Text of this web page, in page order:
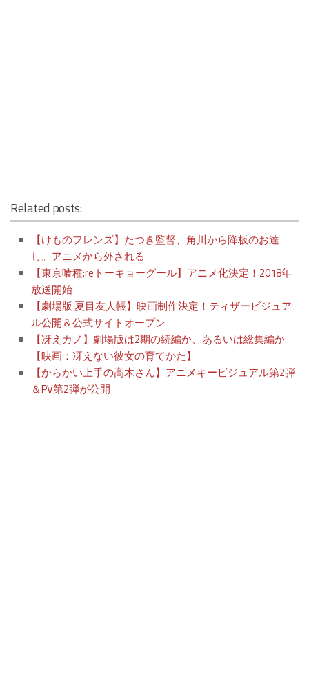
Related posts:
【けものフレンズ】たつき監督、角川から降板のお達
し。アニメから外される
【東京喰種:reトーキョーグール】アニメ化決定！2018年
放送開始
【劇場版 夏目友人帳】映画制作決定！ティザービジュア
ル公開＆公式サイトオープン
【冴えカノ】劇場版は2期の続編か、あるいは総集編か
【映画：冴えない彼女の育てかた】
【からかい上手の高木さん】アニメキービジュアル第2弾
＆PV第2弾が公開